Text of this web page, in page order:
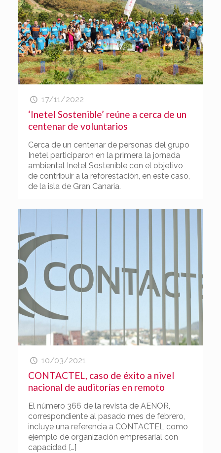
17/11/2022
‘Inetel Sostenible’ reúne a cerca de un
centenar de voluntarios
Cerca de un centenar de personas del grupo
Inetel participaron en la primera la jornada
ambiental Inetel Sostenible con el objetivo
de contribuir a la reforestación, en este caso,
de la isla de Gran Canaria.
10/03/2021
CONTACTEL, caso de éxito a nivel
nacional de auditorías en remoto
El número 366 de la revista de AENOR,
correspondiente al pasado mes de febrero,
incluye una referencia a CONTACTEL como
ejemplo de organización empresarial con
capacidad […]